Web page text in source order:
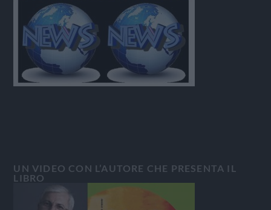
UN VIDEO CON L’AUTORE CHE PRESENTA IL
LIBRO